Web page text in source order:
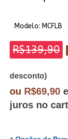
Modelo: MCFLB
R$139,90
desconto)
ou R$69,90
juros no